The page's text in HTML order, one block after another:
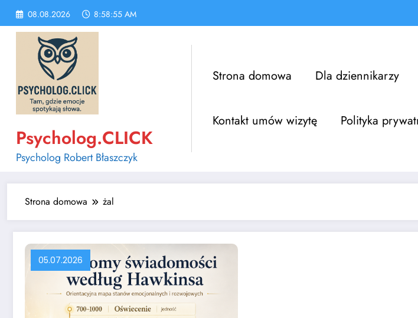
content
08.08.2026 8:58:56 AM
Psycholog.CLICK
Psycholog Robert Błaszczyk
Strona domowa Dla dziennikarzy
Kontakt umów wizytę Polityka
Strona domowa żal
05.07.2026